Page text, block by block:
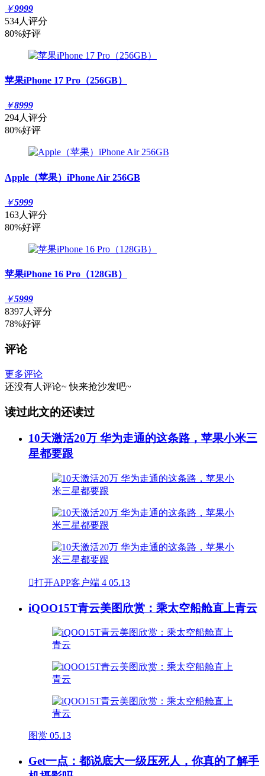
￥9999
534人评分
80%好评
苹果iPhone 17 Pro（256GB）
￥8999
294人评分
80%好评
Apple（苹果）iPhone Air 256GB
￥5999
163人评分
80%好评
苹果iPhone 16 Pro（128GB）
￥5999
8397人评分
78%好评
评论
更多评论
还没有人评论~ 快来抢沙发吧~
读过此文的还读过
10天激活20万 华为走通的这条路，苹果小米三
星都要跟
打开APP客户端 4 05.13
iQOO15T青云美图欣赏：乘太空船舱直上青云
图赏 05.13
Get一点：都说底大一级压死人，你真的了解手